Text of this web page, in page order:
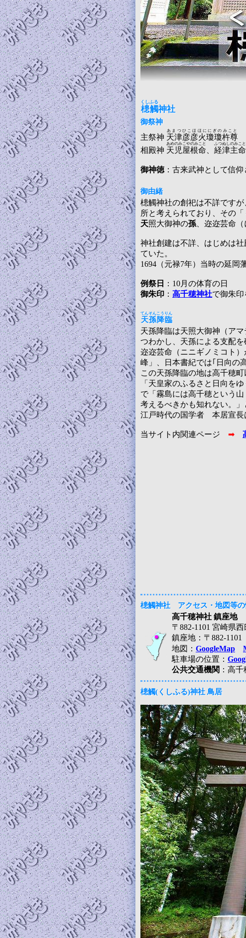
槵觸
くしふる
神社
御祭神
主祭神 天津彦彦火瓊瓊杵尊
あまつひこほほににぎのみこと
相殿神 天児屋根命
あめのみこやのみこと
経津主命
ふつぬしのみこと
御神徳：古来武神として信
御由緒
槵觸神社の創祀は不詳です
所と考えられており、その
天照大御神の孫 、迩迩芸命
神社創建は不詳、はじめは
ていた。
1694（元禄7年）当時の延岡
例祭日
：10月の体育の日
御朱印 ： 高千穂神社で御朱印
天孫降臨
てんそんこうりん
天孫降臨は天照大御神（ア
つわかし、天孫による支配を
迩迩芸命（ニニギノミコト
峰」、日本書紀では｢日向の
この天孫降臨の地は高千穂
「天皇家のふるさと日向を
で「霧島には高千穂という
考えるべきかも知れない。」
江戸時代の国学者 本居宣長
当サイト内関連ページ ➡
槵觸神社 アクセス・地図等の
高千穂神社 鎮座地
〒882-1101 宮崎県
鎮座地：〒882-
地図： GoogleMap
駐車場の位置：
公共交通機関 ：高
槵觸(くしふる)神社 鳥居